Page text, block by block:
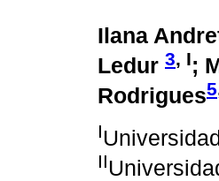
Ilana
Ledur 3, I;
Rodrigues5
I
II